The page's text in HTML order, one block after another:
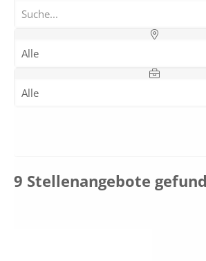
9 Stellenangebote